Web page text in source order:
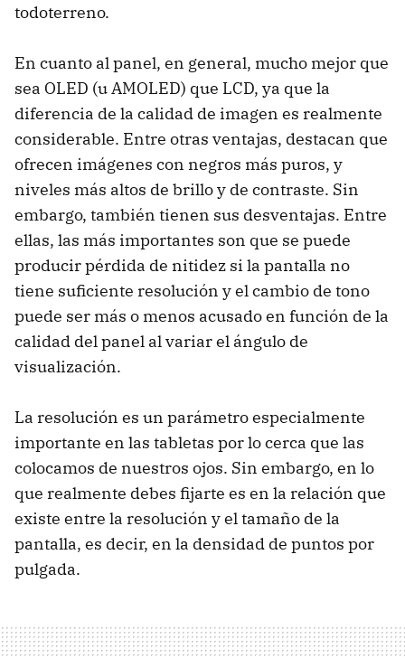
todoterreno.
En cuanto al panel, en general, mucho mejor que
sea OLED (u AMOLED) que LCD, ya que la
diferencia de la calidad de imagen es realmente
considerable. Entre otras ventajas, destacan que
ofrecen imágenes con negros más puros, y
niveles más altos de brillo y de contraste. Sin
embargo, también tienen sus desventajas. Entre
ellas, las más importantes son que se puede
producir pérdida de nitidez si la pantalla no
tiene suficiente resolución y el cambio de tono
puede ser más o menos acusado en función de la
calidad del panel al variar el ángulo de
visualización.
La resolución es un parámetro especialmente
importante en las tabletas por lo cerca que las
colocamos de nuestros ojos. Sin embargo, en lo
que realmente debes fijarte es en la relación que
existe entre la resolución y el tamaño de la
pantalla, es decir, en la densidad de puntos por
pulgada.